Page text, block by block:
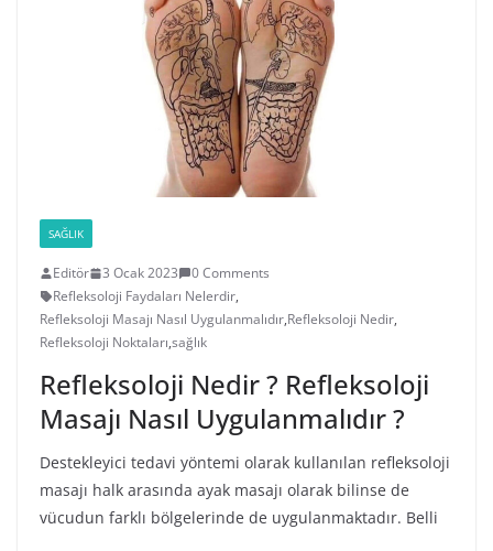
SAĞLIK
Editör 3 Ocak 2023
0 Comments
Refleksoloji Faydaları Nelerdir,
Refleksoloji Masajı Nasıl Uygulanmalıdır,Refleksoloji Nedir,
Refleksoloji Noktaları,sağlık
Refleksoloji Nedir ? Refleksoloji
Masajı Nasıl Uygulanmalıdır ?
Destekleyici tedavi yöntemi olarak kullanılan refleksoloji
masajı halk arasında ayak masajı olarak bilinse de
vücudun farklı bölgelerinde de uygulanmaktadır. Belli